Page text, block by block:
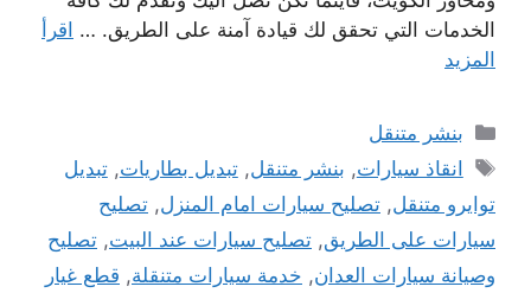
الخدمات التي تحقق لك قيادة آمنة على الطريق. … اقرأ
المزيد
التصنيفات
بنشر متنقل
الوسوم
انقاذ سيارات, بنشر متنقل,تبديل بطاريات,تبديل
توايرو متنقل, تصليح سيارات امام المنزل, تصليح
سيارات على الطريق, تصليح سيارات عند البيت, تصليح
وصيانة سيارات العدان, خدمة سيارات متنقلة, قطع غيار